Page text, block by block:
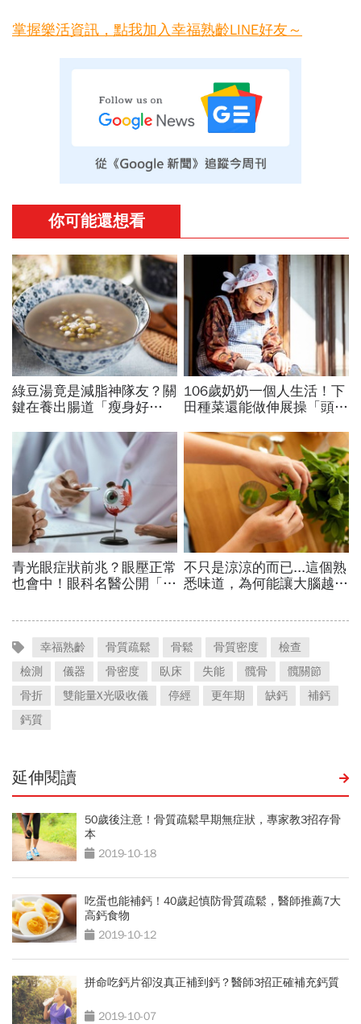
掌握樂活資訊，點我加入幸福熟齡LINE好友～
幸福熟齡 骨質疏鬆 骨鬆 骨質密度
檢查
檢測
儀器 骨密度 臥床 失能 髖骨
髖關節
骨折
雙能量X光吸收儀 停經 更年期 缺鈣
補鈣
鈣質
延伸閱讀
50歲後注意！骨質疏鬆早期無症狀，專家教3招存骨
本
2019-10-18
吃蛋也能補鈣！40歲起慎防骨質疏鬆，醫師推薦7大
高鈣食物
2019-10-12
拼命吃鈣片卻沒真正補到鈣？醫師3招正確補充鈣質
2019-10-07